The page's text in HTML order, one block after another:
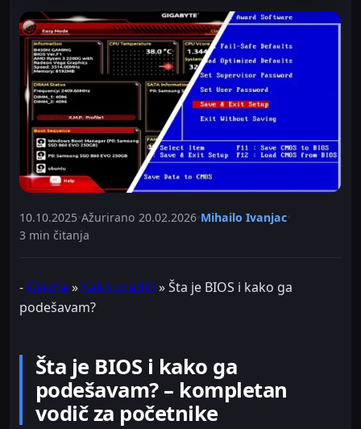
10.10.2025 Ažurirano 20.02.2026 Mihailo Ivanjac
3 min čitanja
- Glavna » Kako uraditi »Šta je BIOS i kako ga
podešavam?
Šta je BIOS i kako ga
podešavam? – kompletan
vodič za početnike